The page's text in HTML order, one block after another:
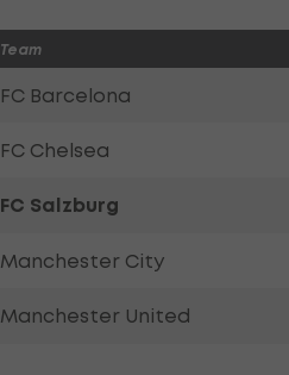
Team
FC Barcelona
FC Chelsea
FC Salzburg
Manchester City
Manchester United